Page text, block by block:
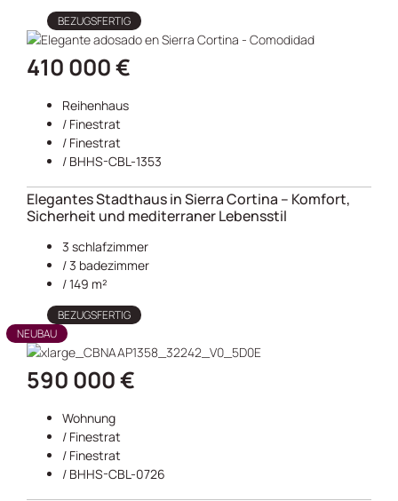
BEZUGSFERTIG
410 000 €
Reihenhaus
/ Finestrat
/ Finestrat
/ BHHS-CBL-1353
Elegantes Stadthaus in Sierra Cortina – Komfort,
Sicherheit und mediterraner Lebensstil
3 schlafzimmer
/ 3 badezimmer
/ 149 m²
BEZUGSFERTIG
NEUBAU
590 000 €
Wohnung
/ Finestrat
/ Finestrat
/ BHHS-CBL-0726